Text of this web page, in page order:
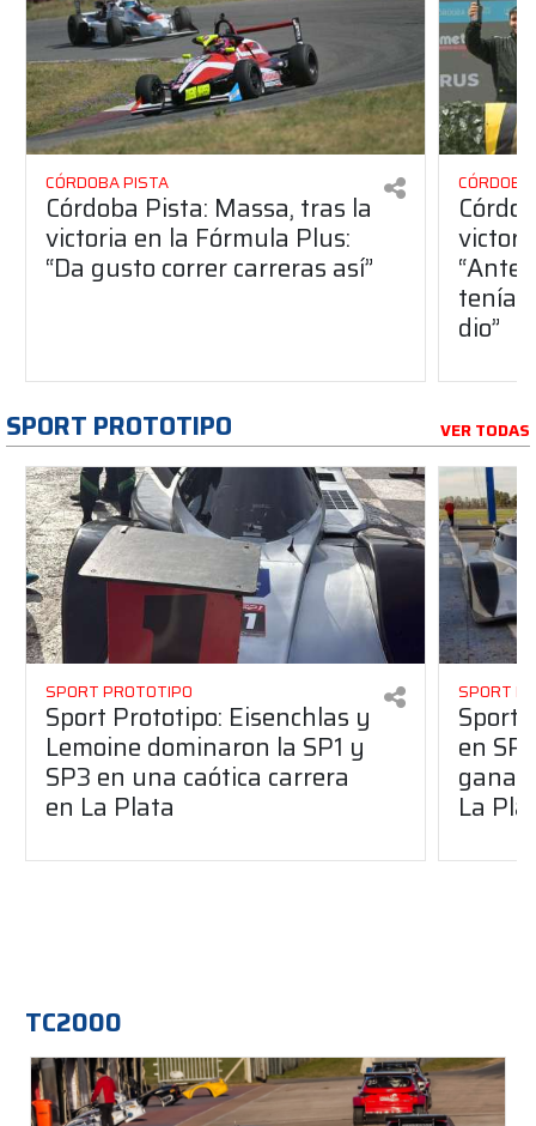
CÓRDOBA PISTA
Córdoba Pista: Massa, tras la
victoria en la Fórmula Plus:
“Da gusto correr carreras así”
dio”
SPORT PROTOTIPO VER TODAS
SPORT PROTOTIPO
Sport Prototipo: Eisenchlas y
Lemoine dominaron la SP1 y
SP3 en una caótica carrera
en La Plata
SPORT
Sport
en
La
TC2000